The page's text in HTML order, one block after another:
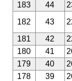
183
44
182
43
181
42
180
41
179
40
178
39